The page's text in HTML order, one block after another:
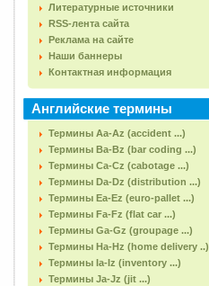
Литературные источники
RSS-лента сайта
Реклама на сайте
Наши баннеры
Контактная информация
Английские термины
Термины Aa-Az (accident ...)
Термины Ba-Bz (bar coding ...)
Термины Ca-Cz (cabotage ...)
Термины Da-Dz (distribution ...)
Термины Ea-Ez (euro-pallet ...)
Термины Fa-Fz (flat car ...)
Термины Ga-Gz (groupage ...)
Термины Ha-Hz (home delivery ..)
Термины Ia-Iz (inventory ...)
Термины Ja-Jz (jit ...)